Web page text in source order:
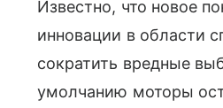
Известно, что новое
инновации в области
сократить вредные
умолчанию моторы